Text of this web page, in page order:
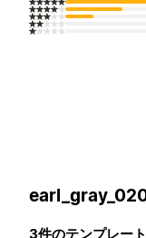
3件のテンプレー